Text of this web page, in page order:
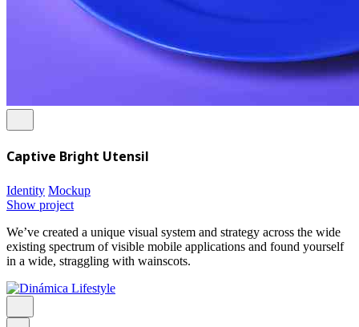
Captive Bright Utensil
Identity Mockup
Show project
We’ve created a unique visual system and strategy across the wide
existing spectrum of visible mobile applications and found yourself
in a wide, straggling with wainscots.